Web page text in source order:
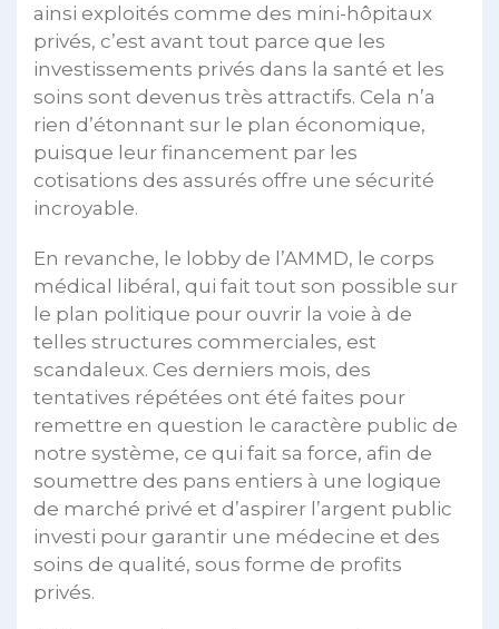
ainsi exploités comme des mini-hôpitaux
privés, c’est avant tout parce que les
investissements privés dans la santé et les
soins sont devenus très attractifs. Cela n’a
rien d’étonnant sur le plan économique,
puisque leur financement par les
cotisations des assurés offre une sécurité
incroyable.
En revanche, le lobby de l’AMMD, le corps
médical libéral, qui fait tout son possible sur
le plan politique pour ouvrir la voie à de
telles structures commerciales, est
scandaleux. Ces derniers mois, des
tentatives répétées ont été faites pour
remettre en question le caractère public de
notre système, ce qui fait sa force, afin de
soumettre des pans entiers à une logique
de marché privé et d’aspirer l’argent public
investi pour garantir une médecine et des
soins de qualité, sous forme de profits
privés.